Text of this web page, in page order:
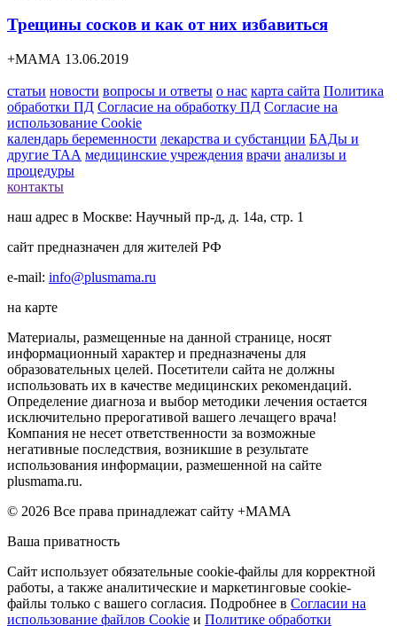
Трещины сосков и как от них избавиться
+МАМА 13.06.2019
статьи новости вопросы и ответы о нас карта сайта Политика
обработки ПД Согласие на обработку ПД Согласие на
использование Cookie
календарь беременности лекарства и субстанции БАДы и
другие ТАА медицинские учреждения врачи анализы и
процедуры
контакты
наш адрес в Москве: Научный пр-д, д. 14а, стр. 1
сайт предназначен для жителей РФ
e-mail: info@plusmama.ru
на карте
Материалы, размещенные на данной странице, носят
информационный характер и предназначены для
образовательных целей. Посетители сайта не должны
использовать их в качестве медицинских рекомендаций.
Определение диагноза и выбор методики лечения остается
исключительно прерогативой вашего лечащего врача!
Компания не несет ответственности за возможные
негативные последствия, возникшие в результате
использования информации, размешенной на сайте
plusmama.ru.
© 2026 Все права принадлежат сайту +МАМА
Ваша приватность
Сайт использует обязательные cookie-файлы для корректной
работы, а также аналитические и маркетинговые cookie-
файлы только с вашего согласия. Подробнее в Согласии на
использование файлов Cookie и Политике обработки